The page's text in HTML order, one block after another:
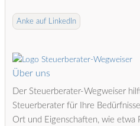
Anke auf LinkedIn
Über uns
Der Steuerberater-Wegweiser
Steuerberater für Ihre
Ort und Eigenschaften, wie etwa